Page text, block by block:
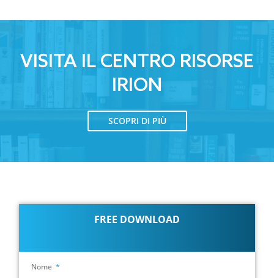
VISITA IL CENTRO RISORSE
IRION
SCOPRI DI PIÙ
FREE DOWNLOAD
Nome